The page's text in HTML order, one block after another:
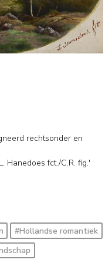
rechtsonder en
Hanedoes fct./C.R. fig.'
#Hollandse romantiek